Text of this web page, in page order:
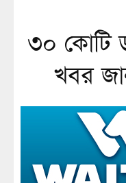
৩০ কোটি
খবর